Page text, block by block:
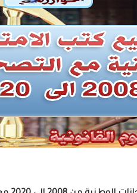
المجاورة وفق أخر تحيين
تجاه معالجة المعطيات ذات
القانونية